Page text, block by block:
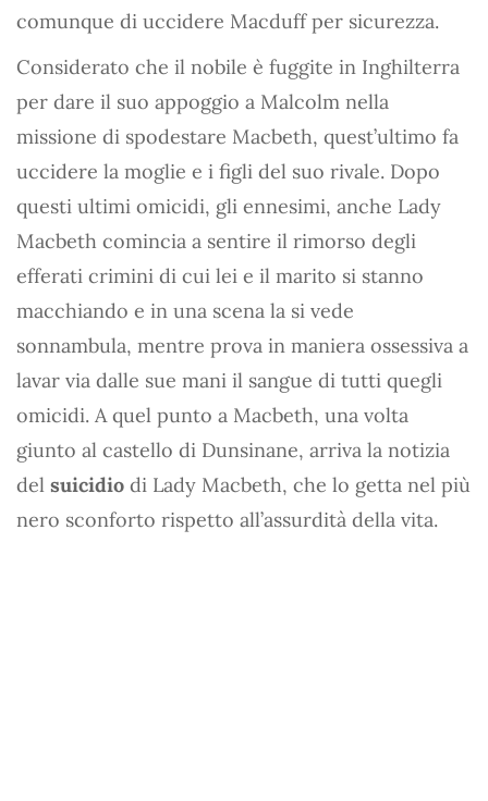
comunque di uccidere Macduff per sicurezza.
Considerato che il nobile è fuggite in Inghilterra
per dare il suo appoggio a Malcolm nella
missione di spodestare Macbeth, quest’ultimo fa
uccidere la moglie e i figli del suo rivale. Dopo
questi ultimi omicidi, gli ennesimi, anche Lady
Macbeth comincia a sentire il rimorso degli
efferati crimini di cui lei e il marito si stanno
macchiando e in una scena la si vede
sonnambula, mentre prova in maniera ossessiva a
lavar via dalle sue mani il sangue di tutti quegli
omicidi. A quel punto a Macbeth, una volta
giunto al castello di Dunsinane, arriva la notizia
del suicidio di Lady Macbeth, che lo getta nel più
nero sconforto rispetto all’assurdità della vita.